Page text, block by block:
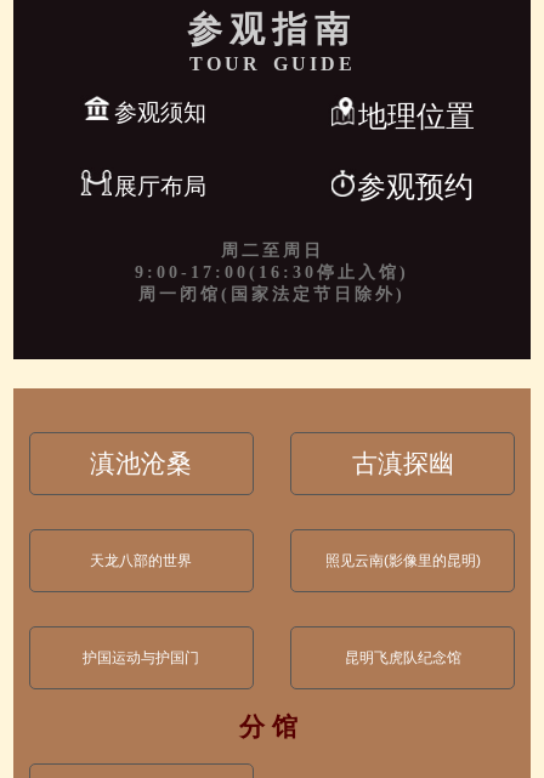
参观指南
TOUR GUIDE
参观须知 地理位置
展厅布局 参观预约
周二至周日
9:00-17:00(16:30停止入馆)
周一闭馆(国家法定节日除外)
滇池沧桑 古滇探幽
天龙八部的世界 照见云南(影像里的昆明)
护国运动与护国门 昆明飞虎队纪念馆
分 馆